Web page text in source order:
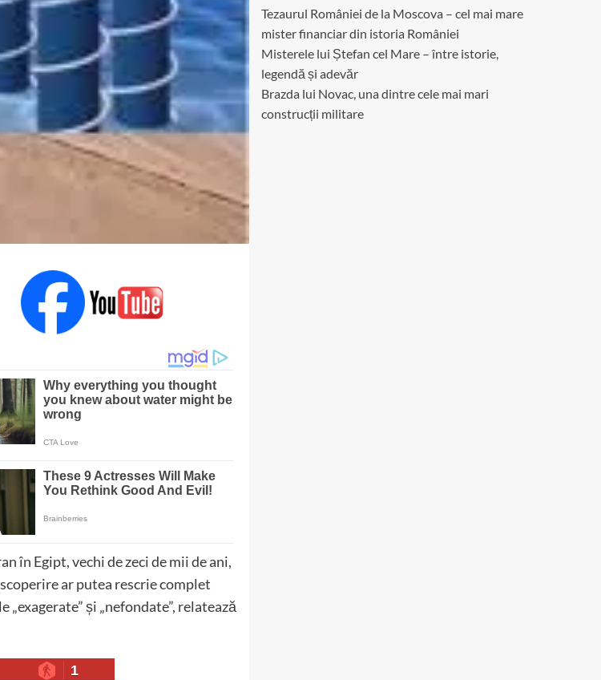
în Egipt, vechi de zeci de mii de ani,
ar putea rescrie complet
și „nefondate”, relatează
1
Tezaurul României de la Moscova – cel mai mare
mister financiar din istoria României
Misterele lui Ștefan cel Mare – între istorie,
legendă și adevăr
Brazda lui Novac, una dintre cele mai mari
construcții militare